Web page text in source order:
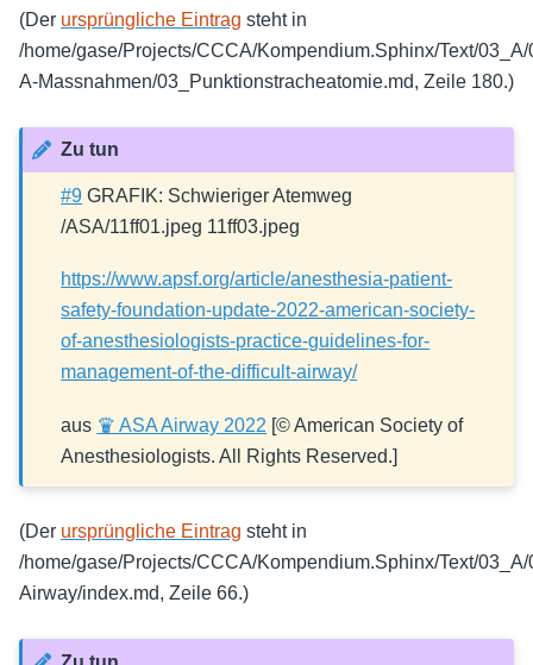
(Der ursprüngliche Eintrag steht in
/home/gase/Projects/CCCA/Kompendium.Sphinx/Text/
A-Massnahmen/03_Punktionstracheatomie.md, Zeile 180.)
Zu tun
#9 GRAFIK: Schwieriger Atemweg
/ASA/11ff01.jpeg 11ff03.jpeg
https://www.apsf.org/article/anesthesia-patient-
safety-foundation-update-2022-american-society-
of-anesthesiologists-practice-guidelines-for-
management-of-the-difficult-airway/
aus ♛ ASA Airway 2022 [© American Society of
Anesthesiologists. All Rights Reserved.]
(Der ursprüngliche Eintrag steht in
/home/gase/Projects/CCCA/Kompendium.Sphinx/Text/
Airway/index.md, Zeile 66.)